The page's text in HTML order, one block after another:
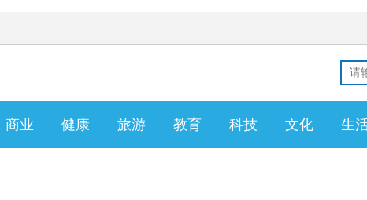
商业 健康 旅游 教育 科技 文化 生